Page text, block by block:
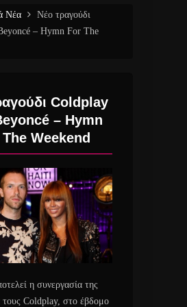
Νέα
Νέο τραγούδι
– Hymn For The
Coldplay
– Hymn
Weekend
η συνεργασία της
τους Coldplay, στο έβδομο